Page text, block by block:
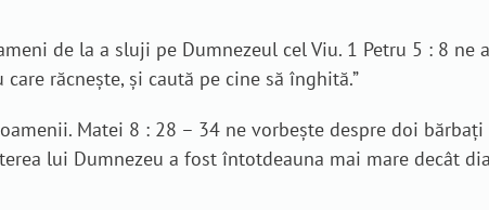
de la a sluji pe Dumnezeul cel Viu. 1 Petru 5 : 8 ne
răcneşte, şi caută pe cine să înghită.”
Matei 8 : 28 – 34 ne vorbește despre doi
lui Dumnezeu a fost întotdeauna mai mare decât